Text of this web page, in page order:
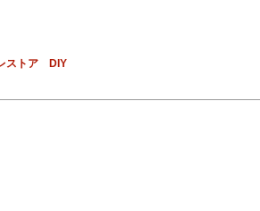
ストア DIY